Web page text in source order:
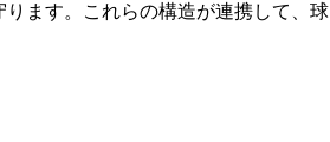
ます。これらの構造が連携して、球